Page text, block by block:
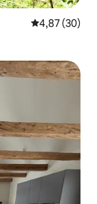
4,87 de uma
4,87 (30)